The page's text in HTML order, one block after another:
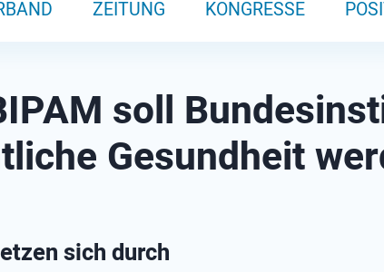
ZEITUNG KONGRESSE
soll
Gesundheit
sich durch